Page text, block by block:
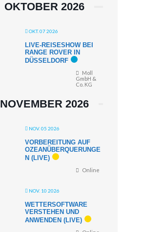
OKTOBER 2026
OKT. 07 2026
LIVE-REISESHOW BEI
RANGE ROVER IN
DÜSSELDORF
Moll
GmbH &
Co. KG
NOVEMBER 2026
NOV. 05 2026
VORBEREITUNG AUF
OZEANÜBERQUERUNGE
N (LIVE)
Online
NOV. 10 2026
WETTERSOFTWARE
VERSTEHEN UND
ANWENDEN (LIVE)